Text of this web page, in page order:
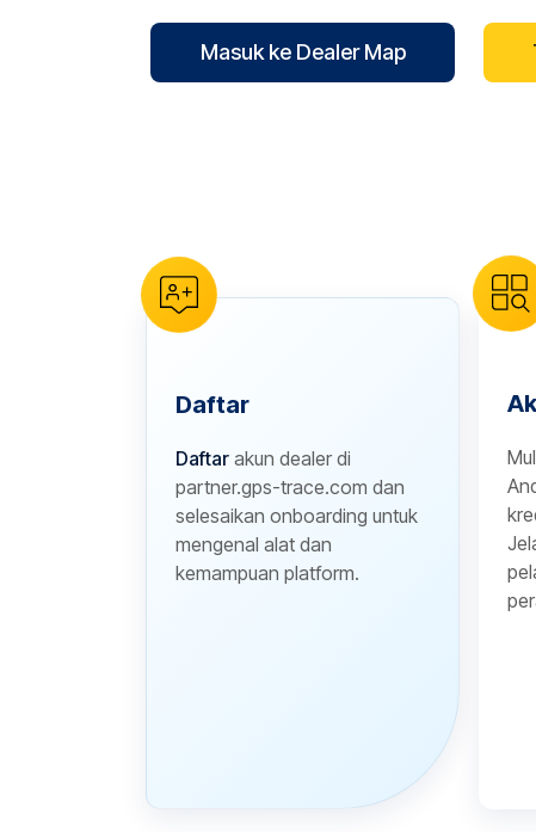
Masuk ke Dealer Map
Daftar
Daftar akun dealer di
partner.gps-trace.com dan
selesaikan onboarding untuk
mengenal alat dan
kemampuan platform.